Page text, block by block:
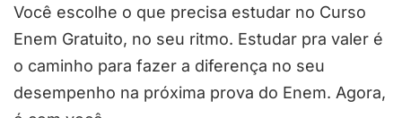
Você escolhe o que precisa estudar no Curso
Enem Gratuito, no seu ritmo. Estudar pra valer é
o caminho para fazer a diferença no seu
desempenho na próxima prova do Enem. Agora,